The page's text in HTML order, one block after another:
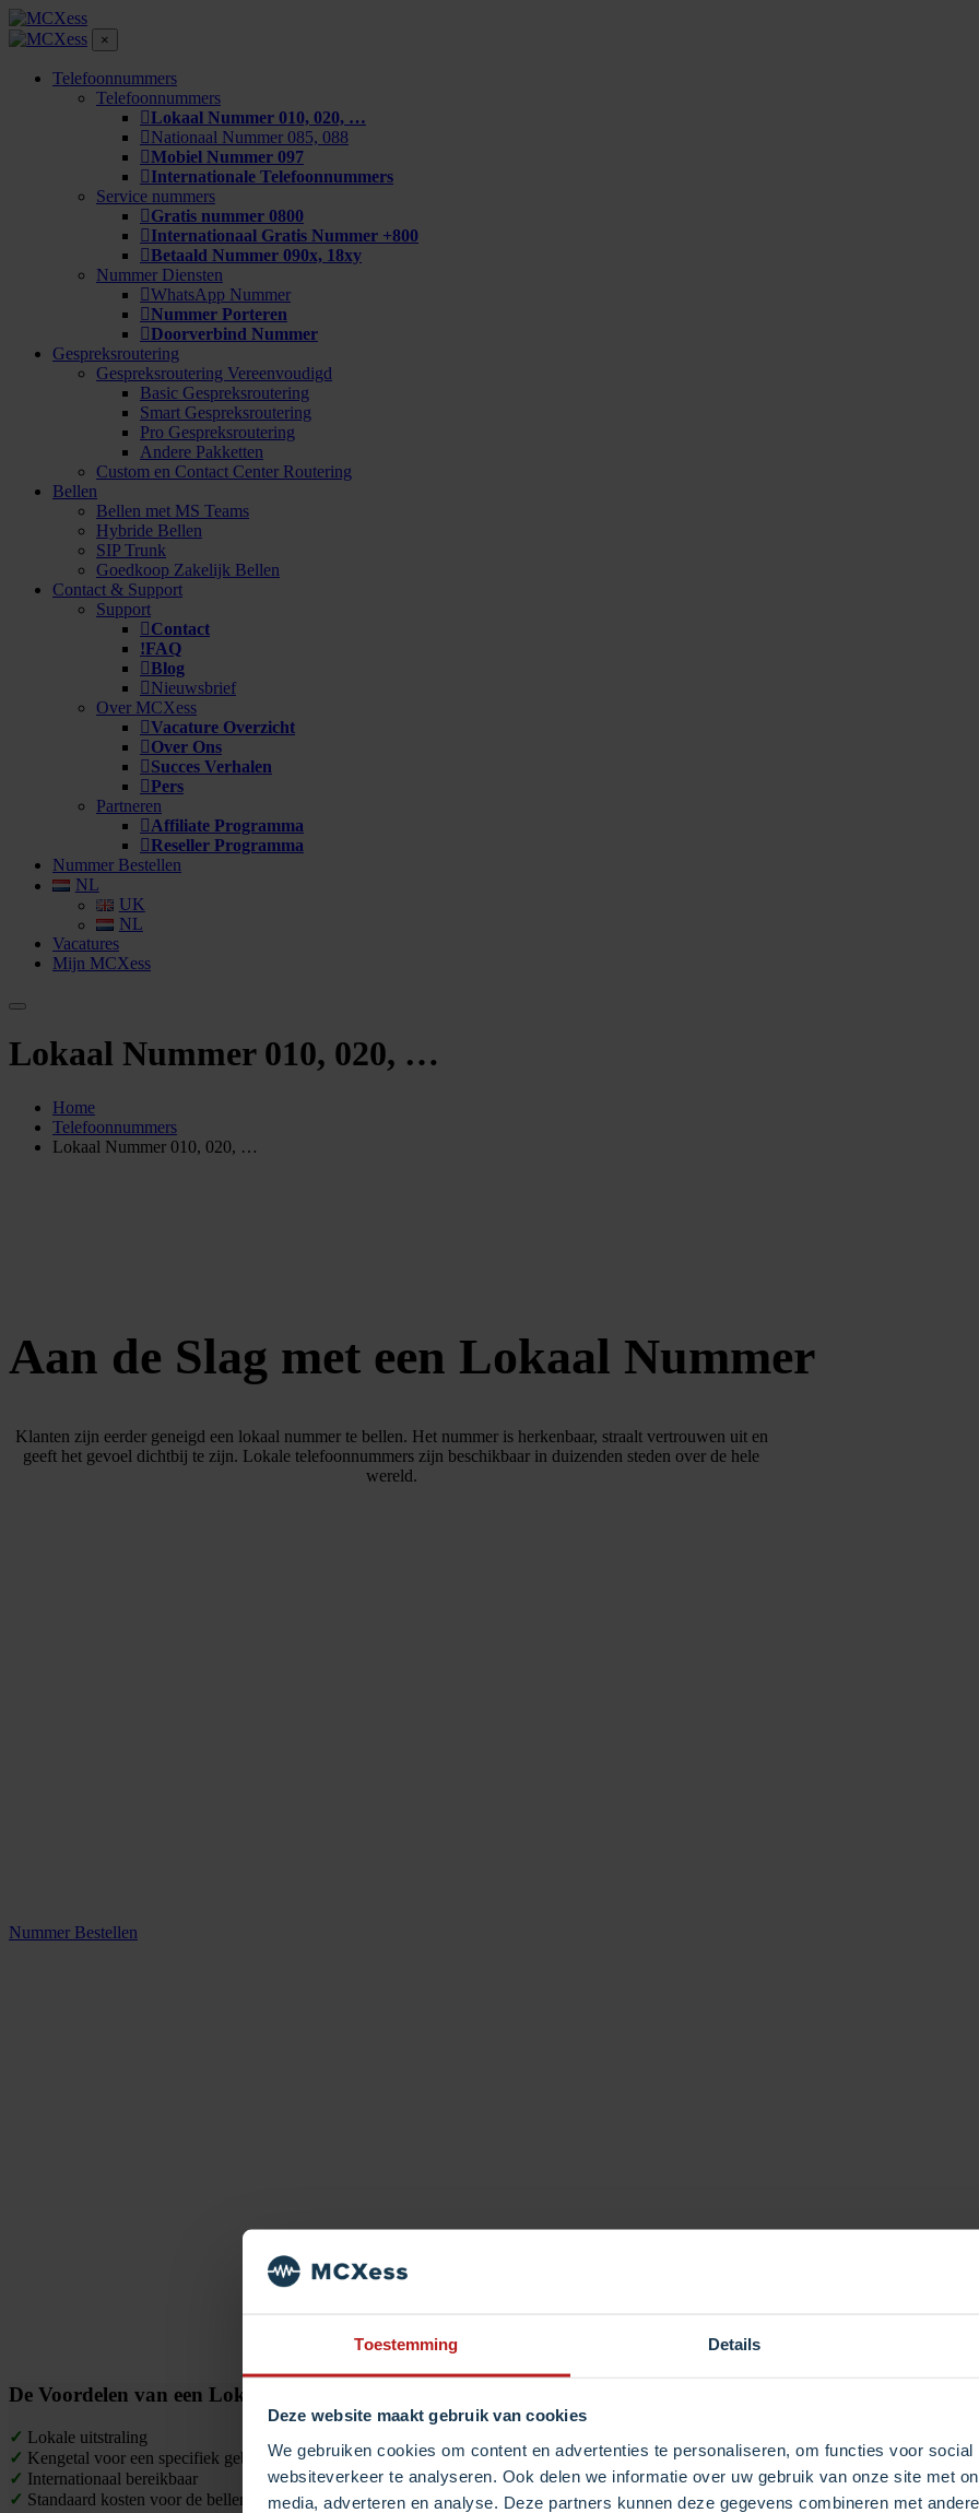
Toestemming Details
Deze website maakt gebruik van cookies
We gebruiken cookies om content en advertenties te personaliseren, om functies voor
websiteverkeer te analyseren. Ook delen we informatie over uw gebruik van onze site met
media, adverteren en analyse. Deze partners kunnen deze gegevens combineren met
×
Telefoonnummers
Telefoonnummers
Lokaal Nummer 010, 020, …
Nationaal Nummer 085, 088
Mobiel Nummer 097
Internationale Telefoonnummers
Service nummers
Gratis nummer 0800
Internationaal Gratis Nummer +800
Betaald Nummer 090x, 18xy
Nummer Diensten
WhatsApp Nummer
Nummer Porteren
Doorverbind Nummer
Gespreksroutering
Gespreksroutering Vereenvoudigd
Basic Gespreksroutering
Smart Gespreksroutering
Pro Gespreksroutering
Andere Pakketten
Custom en Contact Center Routering
Bellen
Bellen met MS Teams
Hybride Bellen
SIP Trunk
Goedkoop Zakelijk Bellen
Contact & Support
Support
Contact
FAQ
Blog
Nieuwsbrief
Over MCXess
Vacature Overzicht
Over Ons
Succes Verhalen
Pers
Partneren
Affiliate Programma
Reseller Programma
Nummer Bestellen
NL
UK
NL
Vacatures
Mijn MCXess
Lokaal Nummer 010, 020, …
Home
Telefoonnummers
Lokaal Nummer 010, 020, …
Aan de Slag met een Lokaal Nummer
Klanten zijn eerder geneigd een lokaal nummer te bellen. Het nummer is herkenbaar, straalt vertrouwen uit en
geeft het gevoel dichtbij te zijn. Lokale telefoonnummers zijn beschikbaar in duizenden steden over de hele
wereld.
Nummer Bestellen
De Voordelen van een Lokaal Nummer
✓ Lokale uitstraling
✓ Kengetal voor een specifiek gebied
✓ Internationaal bereikbaar
✓ Standaard kosten voor de beller